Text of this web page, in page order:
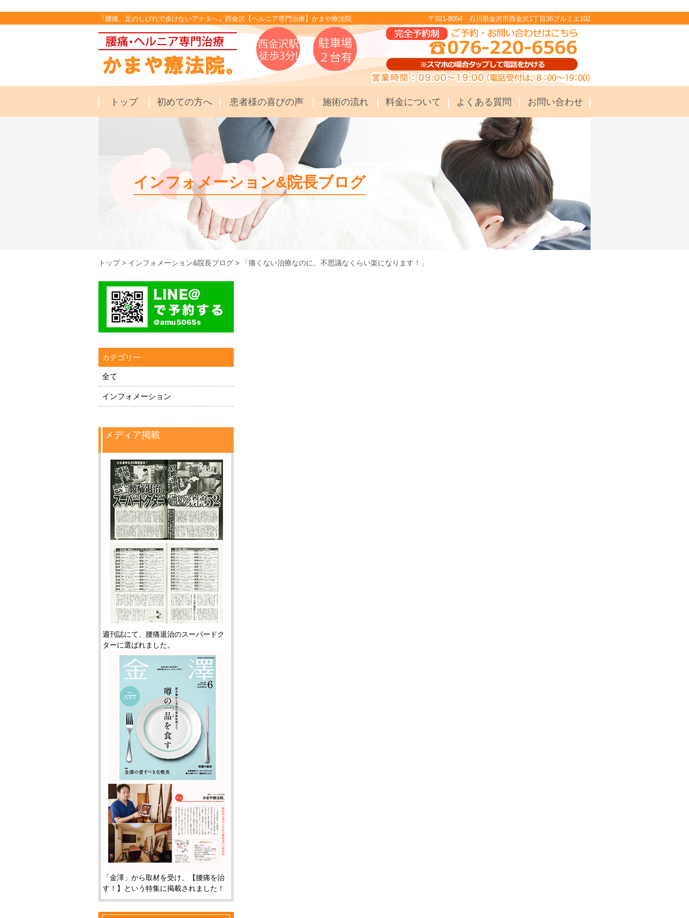
『腰痛、足のしびれで歩けないアナタへ』西金沢【ヘルニア専門治療】かまや療法院 〒921-8054 石川県金沢市西金沢1丁目36プルミエ102
トップ 初めての方へ 患者様の喜びの声 施術の流れ 料金について よくある質問 お問い合わせ
インフォメーション&院長ブログ
トップ> インフォメーション&院長ブログ > 「痛くない治療なのに、不思議なくらい楽になります！」
カテゴリー
全て
インフォメーション
メディア掲載
週刊誌にて、腰痛退治のスーパードク
ターに選ばれました。
「金澤」から取材を受け、【腰痛を治
す！】という特集に掲載されました！